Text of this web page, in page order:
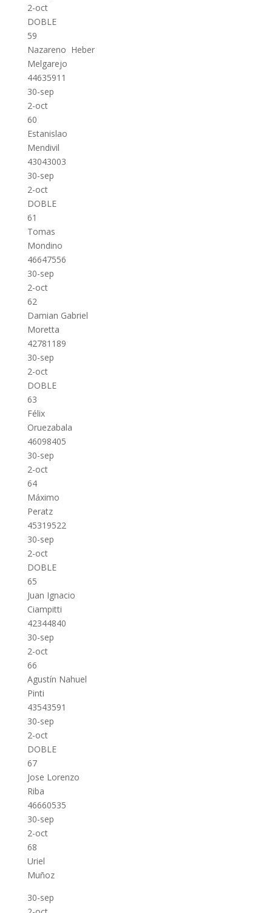
2-oct
DOBLE
59
Nazareno Heber
Melgarejo
44635911
30-sep
2-oct
60
Estanislao
Mendivil
43043003
30-sep
2-oct
DOBLE
61
Tomas
Mondino
46647556
30-sep
2-oct
62
Damian Gabriel
Moretta
42781189
30-sep
2-oct
DOBLE
63
Félix
Oruezabala
46098405
30-sep
2-oct
64
Máximo
Peratz
45319522
30-sep
2-oct
DOBLE
65
Juan Ignacio
Ciampitti
42344840
30-sep
2-oct
66
Agustín Nahuel
Pinti
43543591
30-sep
2-oct
DOBLE
67
Jose Lorenzo
Riba
46660535
30-sep
2-oct
68
Uriel
Muñoz
30-sep